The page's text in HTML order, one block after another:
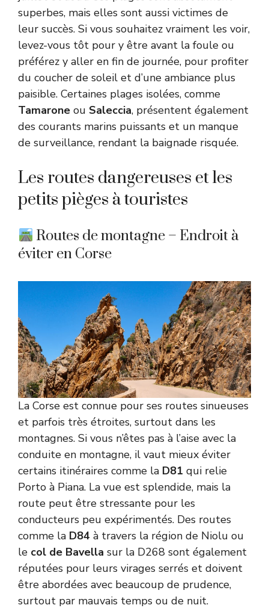
superbes, mais elles sont aussi victimes de
leur succès. Si vous souhaitez vraiment les voir,
levez-vous tôt pour y être avant la foule ou
préférez y aller en fin de journée, pour profiter
du coucher de soleil et d’une ambiance plus
paisible. Certaines plages isolées, comme
Tamarone ou Saleccia, présentent également
des courants marins puissants et un manque
de surveillance, rendant la baignade risquée.
Les routes dangereuses et les
petits pièges à touristes
Routes de montagne – Endroit à
éviter en Corse
La Corse est connue pour ses routes sinueuses
et parfois très étroites, surtout dans les
montagnes. Si vous n’êtes pas à l’aise avec la
conduite en montagne, il vaut mieux éviter
certains itinéraires comme la D81 qui relie
Porto à Piana. La vue est splendide, mais la
route peut être stressante pour les
conducteurs peu expérimentés. Des routes
comme la D84 à travers la région de Niolu ou
le col de Bavella sur la D268 sont également
réputées pour leurs virages serrés et doivent
être abordées avec beaucoup de prudence,
surtout par mauvais temps ou de nuit.